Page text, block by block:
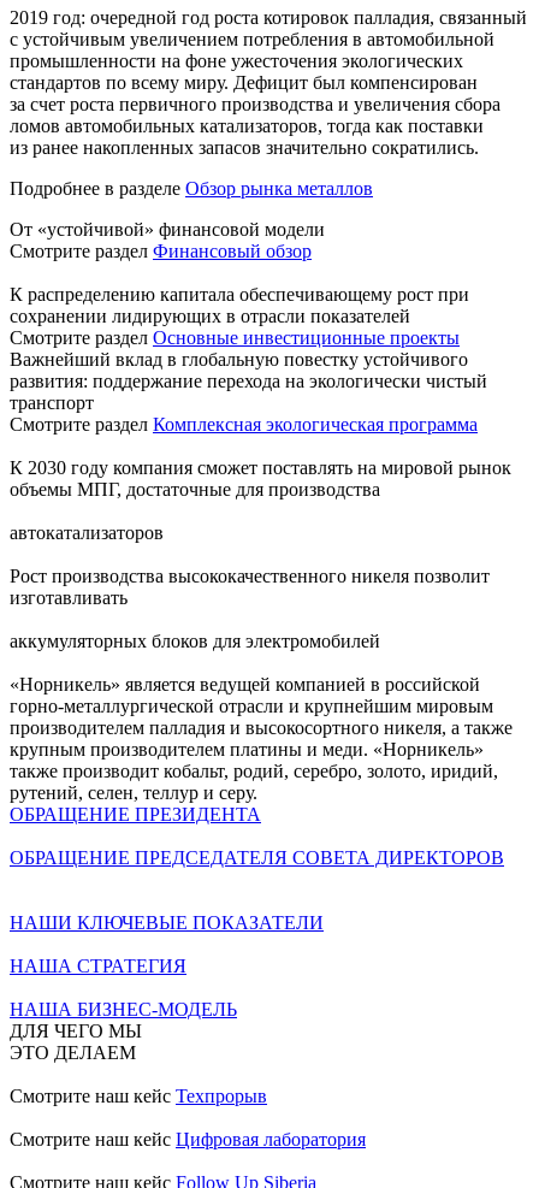
2019 год: очередной год роста котировок палладия, связанный
с устойчивым увеличением потребления в автомобильной
промышленности на фоне ужесточения экологических
стандартов по всему миру. Дефицит был компенсирован
за счет роста первичного производства и увеличения сбора
ломов автомобильных катализаторов, тогда как поставки
из ранее накопленных запасов значительно сократились.
Подробнее в разделе Обзор рынка металлов
От «устойчивой» финансовой модели
Смотрите раздел Финансовый обзор
К распределению капитала обеспечивающему рост при
сохранении лидирующих в отрасли показателей
Смотрите раздел Основные инвестиционные проекты
Важнейший вклад в глобальную повестку устойчивого
развития: поддержание перехода на экологически чистый
транспорт
Смотрите раздел Комплексная экологическая программа
К 2030 году компания сможет поставлять на мировой рынок
объемы МПГ, достаточные для производства
автокатализаторов
Рост производства высококачественного никеля позволит
изготавливать
аккумуляторных блоков для электромобилей
«Норникель» является ведущей компанией в российской
горно-металлургической отрасли и крупнейшим мировым
производителем палладия и высокосортного никеля, а также
крупным производителем платины и меди. «Норникель»
также производит кобальт, родий, серебро, золото, иридий,
рутений, селен, теллур и серу.
ОБРАЩЕНИЕ ПРЕЗИДЕНТА
ОБРАЩЕНИЕ ПРЕДСЕДАТЕЛЯ СОВЕТА ДИРЕКТОРОВ
НАШИ КЛЮЧЕВЫЕ ПОКАЗАТЕЛИ
НАША СТРАТЕГИЯ
НАША БИЗНЕС-МОДЕЛЬ
ДЛЯ ЧЕГО МЫ
ЭТО ДЕЛАЕМ
Смотрите наш кейс Техпрорыв
Смотрите наш кейс Цифровая лаборатория
Смотрите наш кейс Follow Up Siberia